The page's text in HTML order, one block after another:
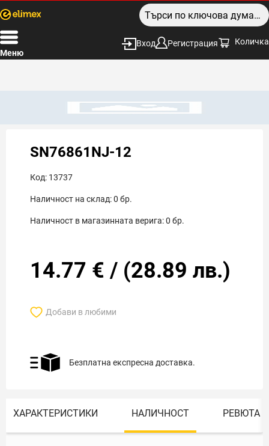
Меню
Вход Регистрация Количка
SN76861NJ-12
Код: 13737
Наличност на склад:0 бр.
Наличност в магазинната верига:0 бр.
14.77 € / (28.89 лв.)
Добави в любими
Безплатна експресна доставка.
ХАРАКТЕРИСТИКИ НАЛИЧНОСТ РЕВЮТА